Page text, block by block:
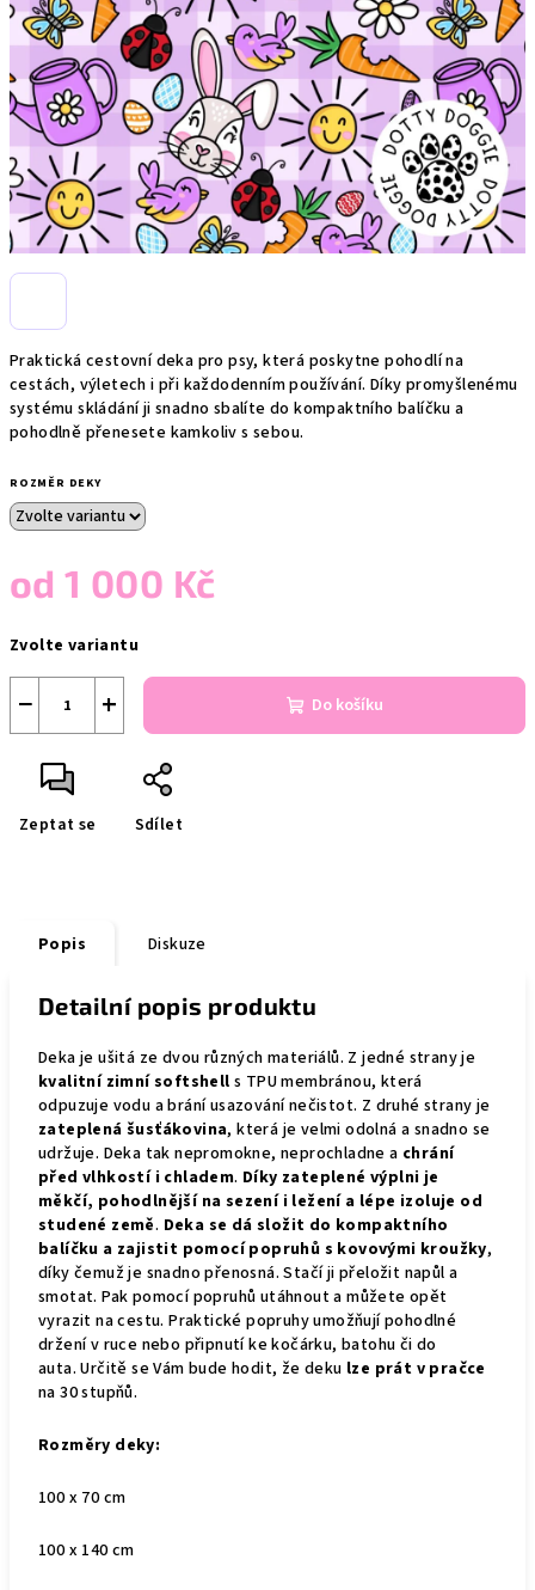
Praktická cestovní deka pro psy, která poskytne pohodlí na
cestách, výletech i při každodenním používání. Díky promyšlenému
systému skládání ji snadno sbalíte do kompaktního balíčku a
pohodlně přenesete kamkoliv s sebou.
ROZMĚR DEKY
od1 000 Kč
cena:
Zvolte variantu
+
− Do košíku
Zeptat se Sdílet
Popis Diskuze
Detailní popis produktu
Deka je ušitá ze dvou různých materiálů. Z jedné strany je
kvalitní zimní softshell s TPU membránou, která
odpuzuje vodu a brání usazování nečistot. Z druhé strany je
zateplená šusťákovina, která je velmi odolná a snadno se
udržuje. Deka tak nepromokne, neprochladne a chrání
před vlhkostí i chladem. Díky zateplené výplni je
měkčí, pohodlnější na sezení i ležení a lépe izoluje od
studené země. Deka se dá složit do kompaktního
balíčku a zajistit pomocí popruhů s kovovými kroužky,
díky čemuž je snadno přenosná. Stačí ji přeložit napůl a
smotat. Pak pomocí popruhů utáhnout a můžete opět
vyrazit na cestu. Praktické popruhy umožňují pohodlné
držení v ruce nebo připnutí ke kočárku, batohu či do
auta.Určitě se Vám bude hodit, že deku lze prát v pračce
na 30 stupňů.
Rozměry deky:
100 x 70 cm
100 x 140 cm